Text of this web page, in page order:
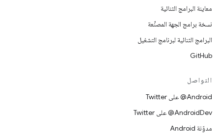
معاينة البرامج الثنائية
نسخة برامج الجهة المصنِّعة
البرامج الثنائية لبرنامج التشغيل
GitHub
التواصل
‎@Android على Twitter
‎@AndroidDev على Twitter
مدوّنة Android